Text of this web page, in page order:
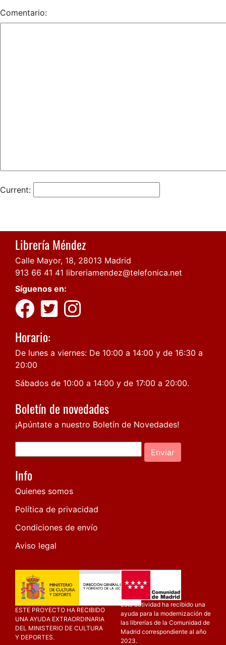
Comentario:
Current:
Librería Méndez
Calle Mayor, 18, 28013 Madrid
913 66 41 41 libreriamendez@telefonica.net
Síguenos en:
Horario:
De lunes a viernes: De 10:00 a 14:00 y de 16:30 a
20:00
Sábados de 10:00 a 14:00 y de 17:00 a 20:00.
Boletín de novedades
¡Apúntate a nuestro Boletín de Novedades!
Enviar
Info
Quienes somos
Política de privacidad
Condiciones de envío
Aviso legal
ESTE PROYECTO HA RECIBIDO
UNA AYUDA EXTRAORDINARIA
DEL MINISTERIO DE CULTURA
Y DEPORTES.
Esta actividad ha recibido una
ayuda para la modernización de
las librerías de la Comunidad de
Madrid correspondiente al año
2023.